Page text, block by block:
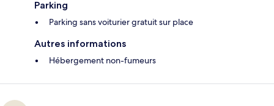
Parking
Parking sans voiturier gratuit sur place
Autres informations
Hébergement non-fumeurs